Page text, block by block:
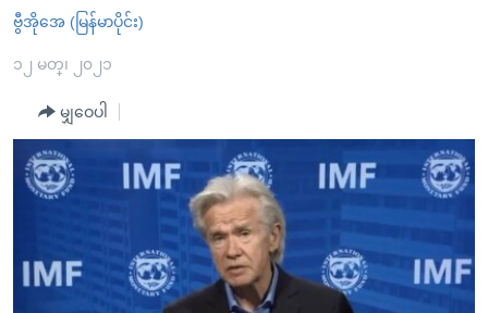
များ
ပင်မ
ကျော်
ကြည့်
နိုင်ငံတကာ
အစ္စရေး-ပါလက်စတိုင်း
ဗွီဒီယို
အင်္ဂလိပ်စာလေ့လာမယ်
အမေရိကန်သုံးအီဒီယံ
ရုပ်ရှင်ထဲက အင်္ဂလိပ်စာ
သုတပဒေသာ အင်္ဂလိပ်စာ
အပတ်စဉ်ကဏ္ဍများ
ရေဒီယိုနှင့်ရုပ်သံ အချက်အလက်များ
ရေဒီယို/တီဗွီအစီအစဉ်
Learning English
ဗွီအိုအေ (မြန်မာပိုင်း)
၁၂ မတ္၊ ၂၀၂၁
မျှဝေပါ